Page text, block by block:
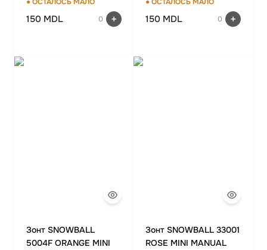
150 MDL 0 150 MDL 0
Зонт SNOWBALL
5004F ORANGE MINI
Зонт SNOWBALL 33001
ROSE MINI MANUAL